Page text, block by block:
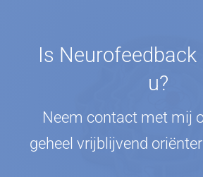
Is
u?
Neem contact met mij
geheel vrijblijvend